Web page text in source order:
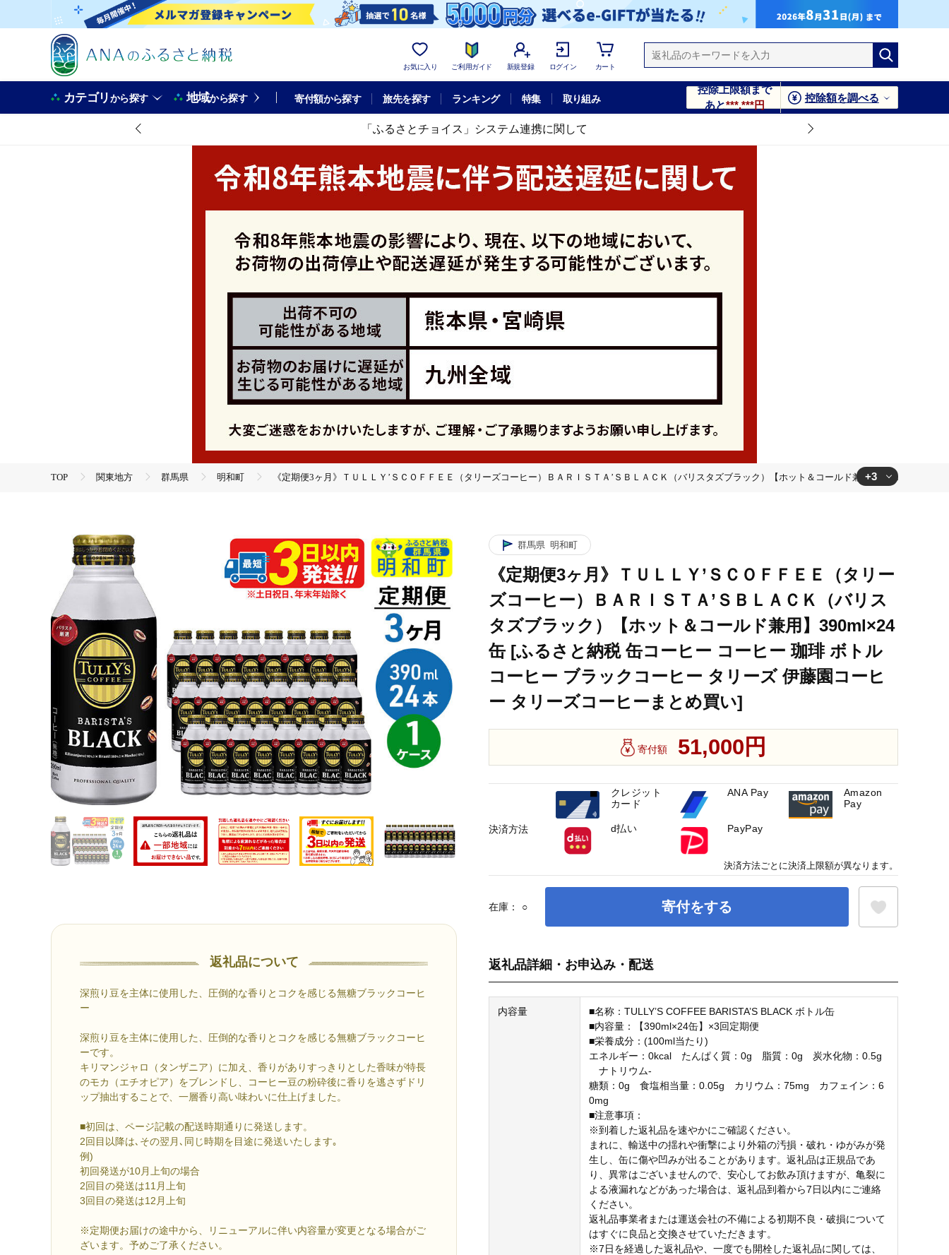
お気に入り ご利用ガイド 新規登録 ログイン カート
カテゴリから探す 地域から探す 寄付額から探す 旅先を探す ランキング 特集 取り組み
控除上限額まで
あと***,***円
控除額を調べる
「ふるさとチョイス」システム連携に関して
TOP 関東地方 群馬県 明和町
《定期便3ヶ月》ＴＵＬＬＹ’ＳＣＯＦＦＥＥ（タリーズコーヒー）ＢＡＲＩＳＴＡ’ＳＢＬＡＣＫ（バリスタズブラック）【ホット＆コールド兼用】390ml×24缶
《定期便3ヶ月》ＴＵＬＬＹ’ＳＣＯＦＦＥＥ（タリーズコーヒー）ＢＡＲＩＳＴＡ’ＳＢＬＡＣＫ（バリスタズブラック）【ホット＆コールド兼用】390ml×24缶 [ふるさと納税 缶コーヒー コーヒー 珈琲 ボ
トルコーヒー ブラックコーヒー タリーズ 伊藤園コーヒー タリーズコーヒーまとめ買い]
飲料（酒以外） ソフトドリンク
コーヒー
《定期便3ヶ月》ＴＵＬＬＹ’ＳＣＯＦＦＥＥ（タリーズコーヒー）ＢＡＲＩＳＴＡ’ＳＢＬＡＣＫ（バリスタズブラック）【ホット＆コールド兼用】390ml×24缶 [ふるさと納税 缶コーヒー コーヒー 珈琲 ボ
トルコーヒー ブラックコーヒー タリーズ 伊藤園コーヒー タリーズコーヒーまとめ買い]
+3
返礼品について
深煎り豆を主体に使用した、圧倒的な香りとコクを感じる無糖ブラックコーヒ
ー
深煎り豆を主体に使用した、圧倒的な香りとコクを感じる無糖ブラックコーヒ
ーです。
キリマンジャロ（タンザニア）に加え、香りがありすっきりとした香味が特長
のモカ（エチオピア）をブレンドし、コーヒー豆の粉砕後に香りを逃さずドリ
ップ抽出することで、一層香り高い味わいに仕上げました。
■初回は、ページ記載の配送時期通りに発送します。
2回目以降は､その翌月､同じ時期を目途に発送いたします｡
例)
初回発送が10月上旬の場合
2回目の発送は11月上旬
3回目の発送は12月上旬
※定期便お届けの途中から、リニューアルに伴い内容量が変更となる場合がご
ざいます。予めご了承ください。
群馬県 明和町
《定期便3ヶ月》ＴＵＬＬＹ’ＳＣＯＦＦＥＥ（タリー
ズコーヒー）ＢＡＲＩＳＴＡ’ＳＢＬＡＣＫ（バリス
タズブラック）【ホット＆コールド兼用】390ml×24
缶 [ふるさと納税 缶コーヒー コーヒー 珈琲 ボトル
コーヒー ブラックコーヒー タリーズ 伊藤園コーヒ
ー タリーズコーヒーまとめ買い]
寄付額 51,000円
在庫： ○ 寄付をする
返礼品詳細・お申込み・配送
内容量
■名称：TULLY’S COFFEE BARISTA’S BLACK ボトル缶
■内容量：【390ml×24缶】×3回定期便
■栄養成分：(100ml当たり)
エネルギー：0kcal たんぱく質：0g 脂質：0g 炭水化物：0.5g
ナトリウム-
糖類：0g 食塩相当量：0.05g カリウム：75mg カフェイン：6
0mg
■注意事項：
※到着した返礼品を速やかにご確認ください。
まれに、輸送中の揺れや衝撃により外箱の汚損・破れ・ゆがみが発
生し、缶に傷や凹みが出ることがあります。返礼品は正規品であ
り、異常はございませんので、安心してお飲み頂けますが、亀裂に
よる液漏れなどがあった場合は、返礼品到着から7日以内にご連絡
ください。
返礼品事業者または運送会社の不備による初期不良・破損について
はすぐに良品と交換させていただきます。
※7日を経過した返礼品や、一度でも開栓した返礼品に関しては、
決済方法
クレジット
カード
ANA Pay
Amazon
Pay
d払い PayPay
決済方法ごとに決済上限額が異なります。